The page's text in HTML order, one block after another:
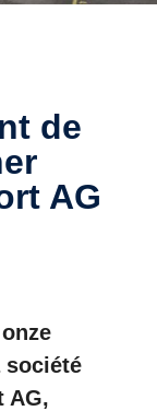
AG
société
AG,